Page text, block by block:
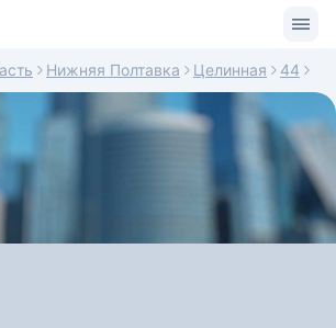
Нижняя Полтавка Целинная 44